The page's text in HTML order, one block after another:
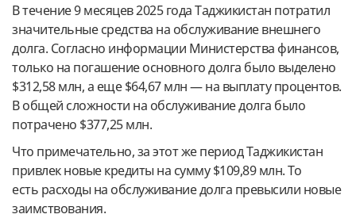
В течение 9 месяцев 2025 года Таджикистан потратил
значительные средства на обслуживание внешнего
долга. Согласно информации Министерства финансов,
только на погашение основного долга было выделено
$312,58 млн, а еще $64,67 млн — на выплату процентов.
В общей сложности на обслуживание долга было
потрачено $377,25 млн.
Что примечательно, за этот же период Таджикистан
привлек новые кредиты на сумму $109,89 млн. То
есть расходы на обслуживание долга превысили новые
заимствования.